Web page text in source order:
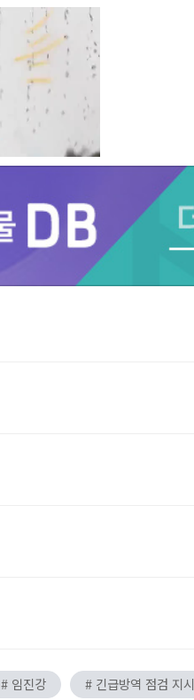
Unmute
# 임진강 # 긴급방역 점검 지시